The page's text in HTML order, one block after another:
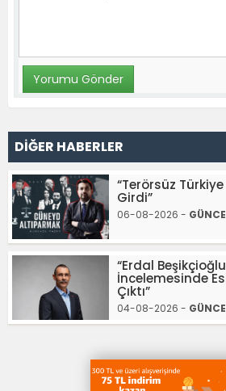
DİĞER HABERLER
“Terörsüz
Girdi”
06-08-2026 -
“Erdal
İncelemesinde
Çıktı”
04-08-2026 -